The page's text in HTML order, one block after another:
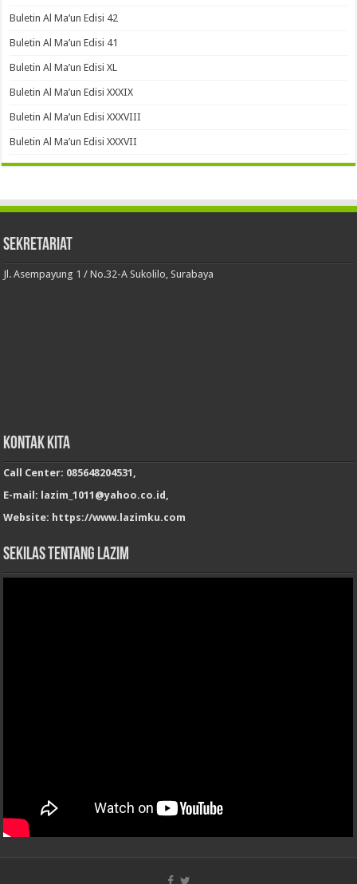
Buletin Al Ma’un Edisi 42
Buletin Al Ma’un Edisi 41
Buletin Al Ma’un Edisi XL
Buletin Al Ma’un Edisi XXXIX
Buletin Al Ma’un Edisi XXXVIII
Buletin Al Ma’un Edisi XXXVII
Sekretariat
Jl. Asempayung 1 / No.32-A Sukolilo, Surabaya
Kontak Kita
Call Center: 085648204531,
E-mail: lazim_1011@yahoo.co.id,
Website: https://www.lazimku.com
Sekilas Tentang LAZIM